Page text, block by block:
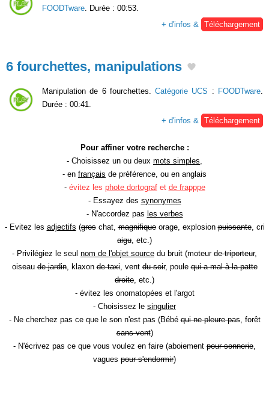
FOODTware. Durée : 00:53.
+ d'infos & Téléchargement
6 fourchettes, manipulations
Manipulation de 6 fourchettes.Catégorie UCS : FOODTware
Durée : 00:41.
+ d'infos &
Téléchargement
Pour affiner votre recherche :
- Choisissez un ou deux mots simples
- en français de préférence, ou en anglais
- évitez les phote dortografet de frapppe
- Essayez des synonymes
- N'accordez pas les verbes
- Evitez les adjectifs (groschat,magnifiqueorage, explosionpuissante, cri
aigu , etc.)
- Privilégiez le seul nom de l'objet source du bruit (moteur de triporteur,
oiseaude jardin, klaxonde taxi, ventdu soir, poulequi a mal à la patte
droite , etc.)
- évitez les onomatopées et l'argot
- Choisissez le singulier
- Ne cherchez pas ce que le son n'est pas (Bébéqui ne pleure pas, forêt
sans vent)
- N'écrivez pas ce que vous voulez en faire (aboiement pour sonnerie
vagues pour s'endormir)